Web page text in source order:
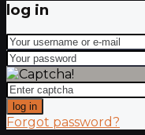
log in
log in
Forgot password?